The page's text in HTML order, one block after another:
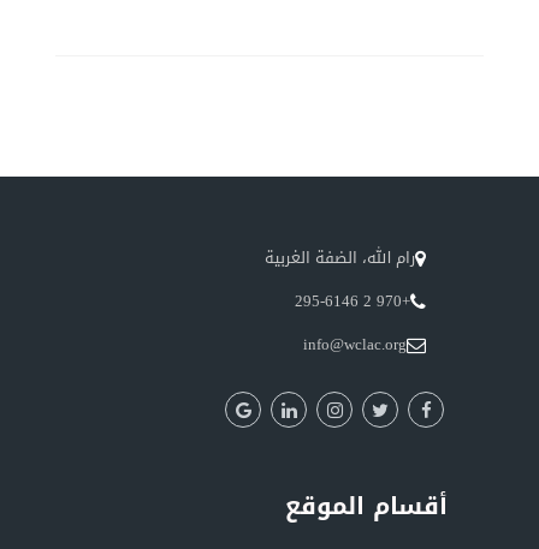
رام الله، الضفة الغربية
+970 2 295-6146
info@wclac.org
أقسام الموقع